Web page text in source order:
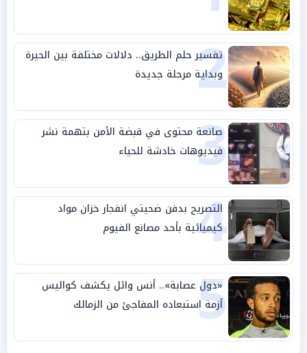
2
تفسير حلم الطريق.. دلالات مختلفة بين الحيرة
وبداية مرحلة جديدة
3
صانعة محتوى في قبضة الأمن بتهمة نشر
فيديوهات خادشة للحياء
4
التصريح بدفن ضحيتي انفجار خزان مواد
كيميائية بأحد مصانع الفيوم
5
«دول عصابة».. أنس وائل يكشف كواليس
أزمة استبعاده المفاجئ من الزمالك